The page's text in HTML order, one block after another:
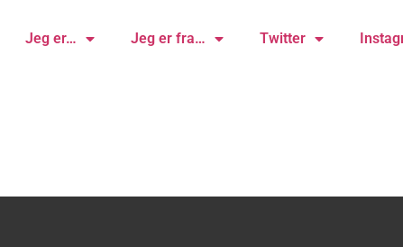
Jeg er… Jeg er fra… Twitter